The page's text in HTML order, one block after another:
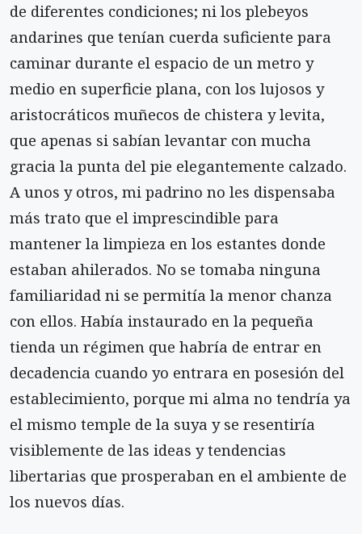
de diferentes condiciones; ni los plebeyos
andarines que tenían cuerda suficiente para
caminar durante el espacio de un metro y
medio en superficie plana, con los lujosos y
aristocráticos muñecos de chistera y levita,
que apenas si sabían levantar con mucha
gracia la punta del pie elegantemente calzado.
A unos y otros, mi padrino no les dispensaba
más trato que el imprescindible para
mantener la limpieza en los estantes donde
estaban ahilerados. No se tomaba ninguna
familiaridad ni se permitía la menor chanza
con ellos. Había instaurado en la pequeña
tienda un régimen que habría de entrar en
decadencia cuando yo entrara en posesión del
establecimiento, porque mi alma no tendría ya
el mismo temple de la suya y se resentiría
visiblemente de las ideas y tendencias
libertarias que prosperaban en el ambiente de
los nuevos días.